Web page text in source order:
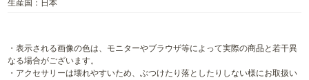
生産国：日本
・表示される画像の色は、モニターやブラウザ等によって実際の商品と若干異
なる場合がございます。
・アクセサリーは壊れやすいため、ぶつけたり落としたりしない様にお取扱い